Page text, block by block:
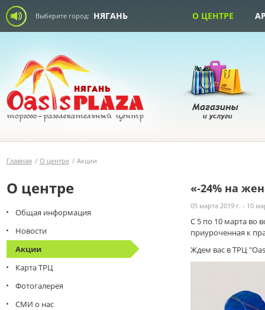
Выберите город: НЯГАНЬ О ЦЕНТРЕ
Главная / О центре / Акции
О центре
Общая информация
Новости
Акции
Карта ТРЦ
Фотогалерея
СМИ о нас
«-24% на
05 марта 2019 г. - 10
С 5 по 10 марта во
приуроченная к
Ждем вас в ТРЦ